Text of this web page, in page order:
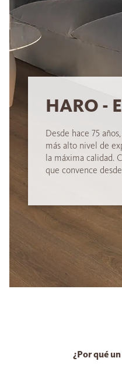
HARO -
Desde hace 75
más alto nivel de
la máxima calidad.
que convence
¿Por qué